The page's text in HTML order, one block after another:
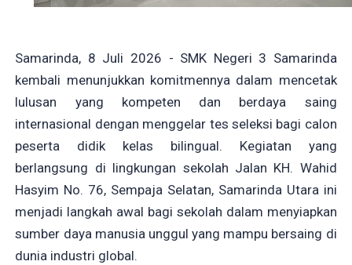
Samarinda, 8 Juli 2026 - SMK Negeri 3 Samarinda
kembali menunjukkan komitmennya dalam mencetak
lulusan yang kompeten dan berdaya saing
internasional dengan menggelar tes seleksi bagi calon
peserta didik kelas bilingual. Kegiatan yang
berlangsung di lingkungan sekolah Jalan KH. Wahid
Hasyim No. 76, Sempaja Selatan, Samarinda Utara ini
menjadi langkah awal bagi sekolah dalam menyiapkan
sumber daya manusia unggul yang mampu bersaing di
dunia industri global.